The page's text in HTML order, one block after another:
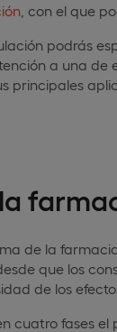
, con el que
podrás
a una de
principales
de la
que los
de los
cuatro fases el